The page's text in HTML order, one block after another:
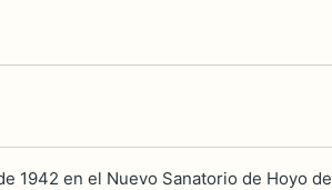
1942 en el Nuevo Sanatorio de Hoyo de